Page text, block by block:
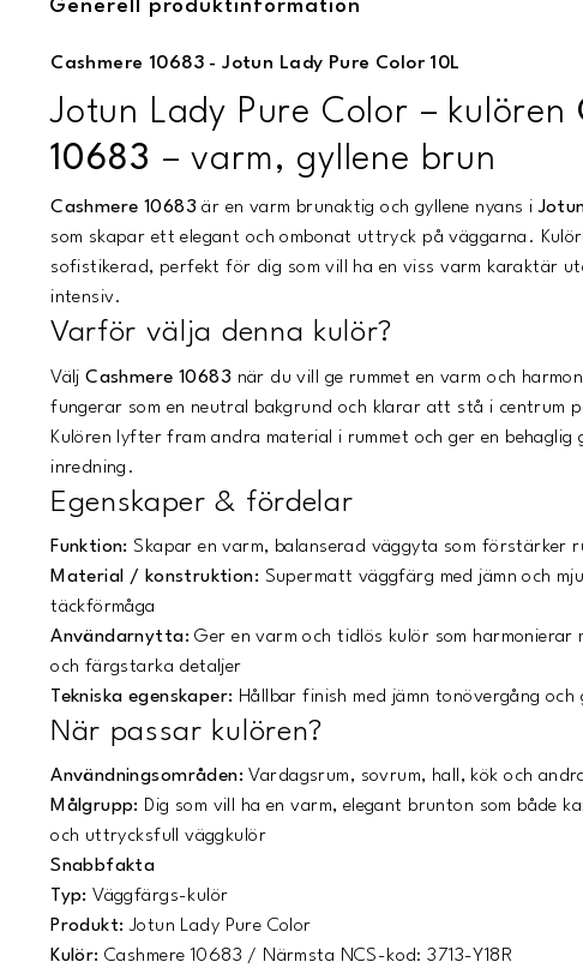
Generell produktinformation
Cashmere 10683 - Jotun Lady Pure Color 10L
Jotun Lady Pure Color – kulören
10683 – varm, gyllene brun
Cashmere 10683 är en varm brunaktig och gyllene nyans i
som skapar ett elegant och ombonat uttryck på väggarna.
sofistikerad, perfekt för dig som vill ha en viss varm karaktär
intensiv.
Varför välja denna kulör?
VäljCashmere 10683 när du vill ge rummet en varm och
fungerar som en neutral bakgrund och klarar att stå i centrum
Kulören lyfter fram andra material i rummet och ger en behaglig
inredning.
Egenskaper & fördelar
Funktion: Skapar en varm, balanserad väggyta som förstärker
Material / konstruktion: Supermatt väggfärg med jämn och
täckförmåga
Användarnytta: Ger en varm och tidlös kulör som harmonierar
och färgstarka detaljer
Tekniska egenskaper: Hållbar finish med jämn tonövergång
När passar kulören?
Användningsområden: Vardagsrum, sovrum, hall, kök och
Målgrupp: Dig som vill ha en varm, elegant brunton som både
och uttrycksfull väggkulör
Snabbfakta
Typ: Väggfärgs-kulör
Produkt: Jotun Lady Pure Color
Kulör: Cashmere 10683 / Närmsta NCS-kod: 3713-Y18R